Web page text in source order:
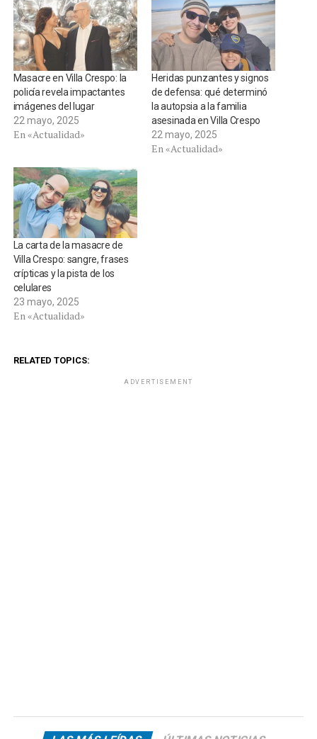
Masacre en Villa Crespo: la
policía revela impactantes
imágenes del lugar
22 mayo, 2025
En «Actualidad»
Heridas punzantes y signos
de defensa: qué determinó
la autopsia a la familia
asesinada en Villa Crespo
22 mayo, 2025
En «Actualidad»
La carta de la masacre de
Villa Crespo: sangre, frases
crípticas y la pista de los
celulares
23 mayo, 2025
En «Actualidad»
RELATED TOPICS:
ADVERTISEMENT